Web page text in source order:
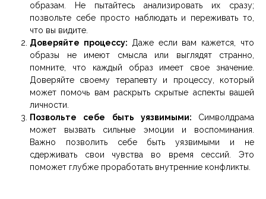
образам. Не пытайтесь анализировать их сразу;
позвольте себе просто наблюдать и переживать то,
что вы видите.
Доверяйте процессу:
Даже если вам кажется, что
образы не имеют смысла или выглядят странно,
помните, что каждый образ имеет свое значение.
Доверяйте своему терапевту и процессу, который
может помочь вам раскрыть скрытые аспекты вашей
личности.
Позвольте себе быть уязвимыми: Символдрама
может вызвать сильные эмоции и воспоминания.
Важно позволить себе быть уязвимыми и не
сдерживать свои чувства во время сессий. Это
поможет глубже проработать внутренние конфликты.